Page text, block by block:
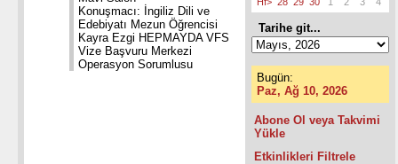
Konuşmacı: İngiliz Dili ve
Edebiyatı Mezun Öğrencisi
Kayra Ezgi HEPMAYDA VFS
Vize Başvuru Merkezi
Operasyon Sorumlusu
Tarihe git...
Bugün:
Paz, Ağ 10, 2026
Abone Ol veya Takvimi
Yükle
Etkinlikleri Filtrele